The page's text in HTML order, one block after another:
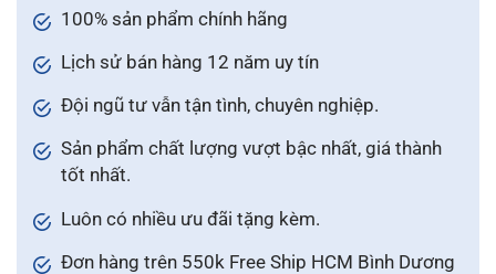
100% sản phẩm chính hãng
Lịch sử bán hàng 12 năm uy tín
Đội ngũ tư vẫn tận tình, chuyên nghiệp.
Sản phẩm chất lượng vượt bậc nhất, giá thành
tốt nhất.
Luôn có nhiều ưu đãi tặng kèm.
Đơn hàng trên 550k Free Ship HCM Bình Dương